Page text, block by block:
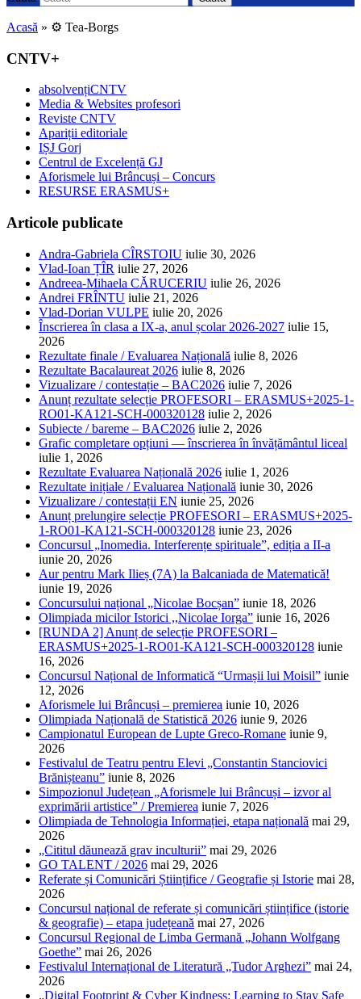
Acasă » ⚙️ Tea-Borgs
CNTV+
absolvențiCNTV
Media & Websites profesori
Reviste CNTV
Apariții editoriale
IȘJ Gorj
Centrul de Excelență GJ
Aforismele lui Brâncuși – Concurs
RESURSE ERASMUS+
Articole publicate
Andra-Gabriela CÎRSTOIU iulie 30, 2026
Vlad-Ioan ȚÎR iulie 27, 2026
Andreea-Mihaela CĂRUCERIU iulie 26, 2026
Andrei FRÎNTU iulie 21, 2026
Vlad-Dorian VULPE iulie 20, 2026
Înscrierea în clasa a IX-a, anul școlar 2026-2027 iulie 15,
2026
Rezultate finale / Evaluarea Națională iulie 8, 2026
Rezultate Bacalaureat 2026 iulie 8, 2026
Vizualizare / contestație – BAC2026 iulie 7, 2026
Anunț rezultate selecție PROFESORI – ERASMUS+2025-1-
RO01-KA121-SCH-000320128 iulie 2, 2026
Subiecte / bareme – BAC2026 iulie 2, 2026
Grafic completare opțiuni — înscrierea în învățământul liceal
iulie 1, 2026
Rezultate Evaluarea Națională 2026 iulie 1, 2026
Rezultate inițiale / Evaluarea Națională iunie 30, 2026
Vizualizare / contestații EN iunie 25, 2026
Anunț prelungire selecție PROFESORI – ERASMUS+2025-
1-RO01-KA121-SCH-000320128 iunie 23, 2026
Concursul „Inomedia. Interferențe spirituale”, ediția a II-a
iunie 20, 2026
Aur pentru Mark Ilieș (7A) la Balcaniada de Matematică!
iunie 19, 2026
Concursului național „Nicolae Bocșan” iunie 18, 2026
Olimpiada micilor Istorici ,,Nicolae Iorga” iunie 16, 2026
[RUNDA 2] Anunț de selecție PROFESORI –
ERASMUS+2025-1-RO01-KA121-SCH-000320128 iunie
16, 2026
Concursul Național de Informatică “Urmașii lui Moisil” iunie
12, 2026
Aforismele lui Brâncuși – premierea iunie 10, 2026
Olimpiada Națională de Statistică 2026 iunie 9, 2026
Campionatul European de Lupte Greco-Romane iunie 9,
2026
Festivalul de Teatru pentru Elevi „Constantin Stanciovici
Brănișteanu” iunie 8, 2026
Simpozionul Județean „Aforismele lui Brâncuși – izvor al
exprimării artistice” / Premierea iunie 7, 2026
Olimpiada de Tehnologia Informației, etapa națională mai 29,
2026
„Cititul dăunează grav inculturii” mai 29, 2026
GO TALENT / 2026 mai 29, 2026
Referate și Comunicări Științifice / Geografie și Istorie mai 28,
2026
Concursul național de referate și comunicări științifice (istorie
& geografie) – etapa județeană mai 27, 2026
Concursul Regional de Limba Germană „Johann Wolfgang
Goethe” mai 26, 2026
Festivalul Internațional de Literatură „Tudor Arghezi” mai 24,
2026
„Digital Footprint & Cyber Kindness: Learning to Stay Safe